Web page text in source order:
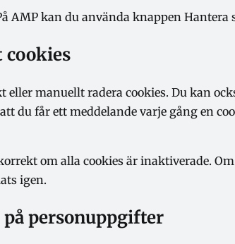
AMP kan du använda knappen Hantera
cookies
manuellt radera cookies. Du kan
du får ett meddelande varje gång en
om alla cookies är inaktiverade.
igen.
personuppgifter